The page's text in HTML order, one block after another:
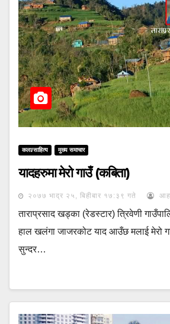
कला/साहित्य मुख्य समाचार
यादहरुमा मेरो गाउँ (कबिता)
२०७७ भाद्र २५, बिहीबार १७:३९ गते
ताराप्रसाद खड्का (रेडस्टार) त्रिवेणी
हाल खलंगा जाजरकोट याद आउँछ मलाई मेरो
सुन्दर…